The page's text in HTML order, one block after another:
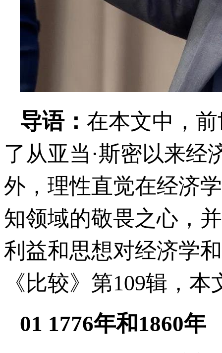
导语： 在本文中，
了从亚当·斯密以来经
外，理性直觉在经济
知领域的敬畏之心，
利益和思想对经济学
《比较》第109辑，
01 1776年和1860年